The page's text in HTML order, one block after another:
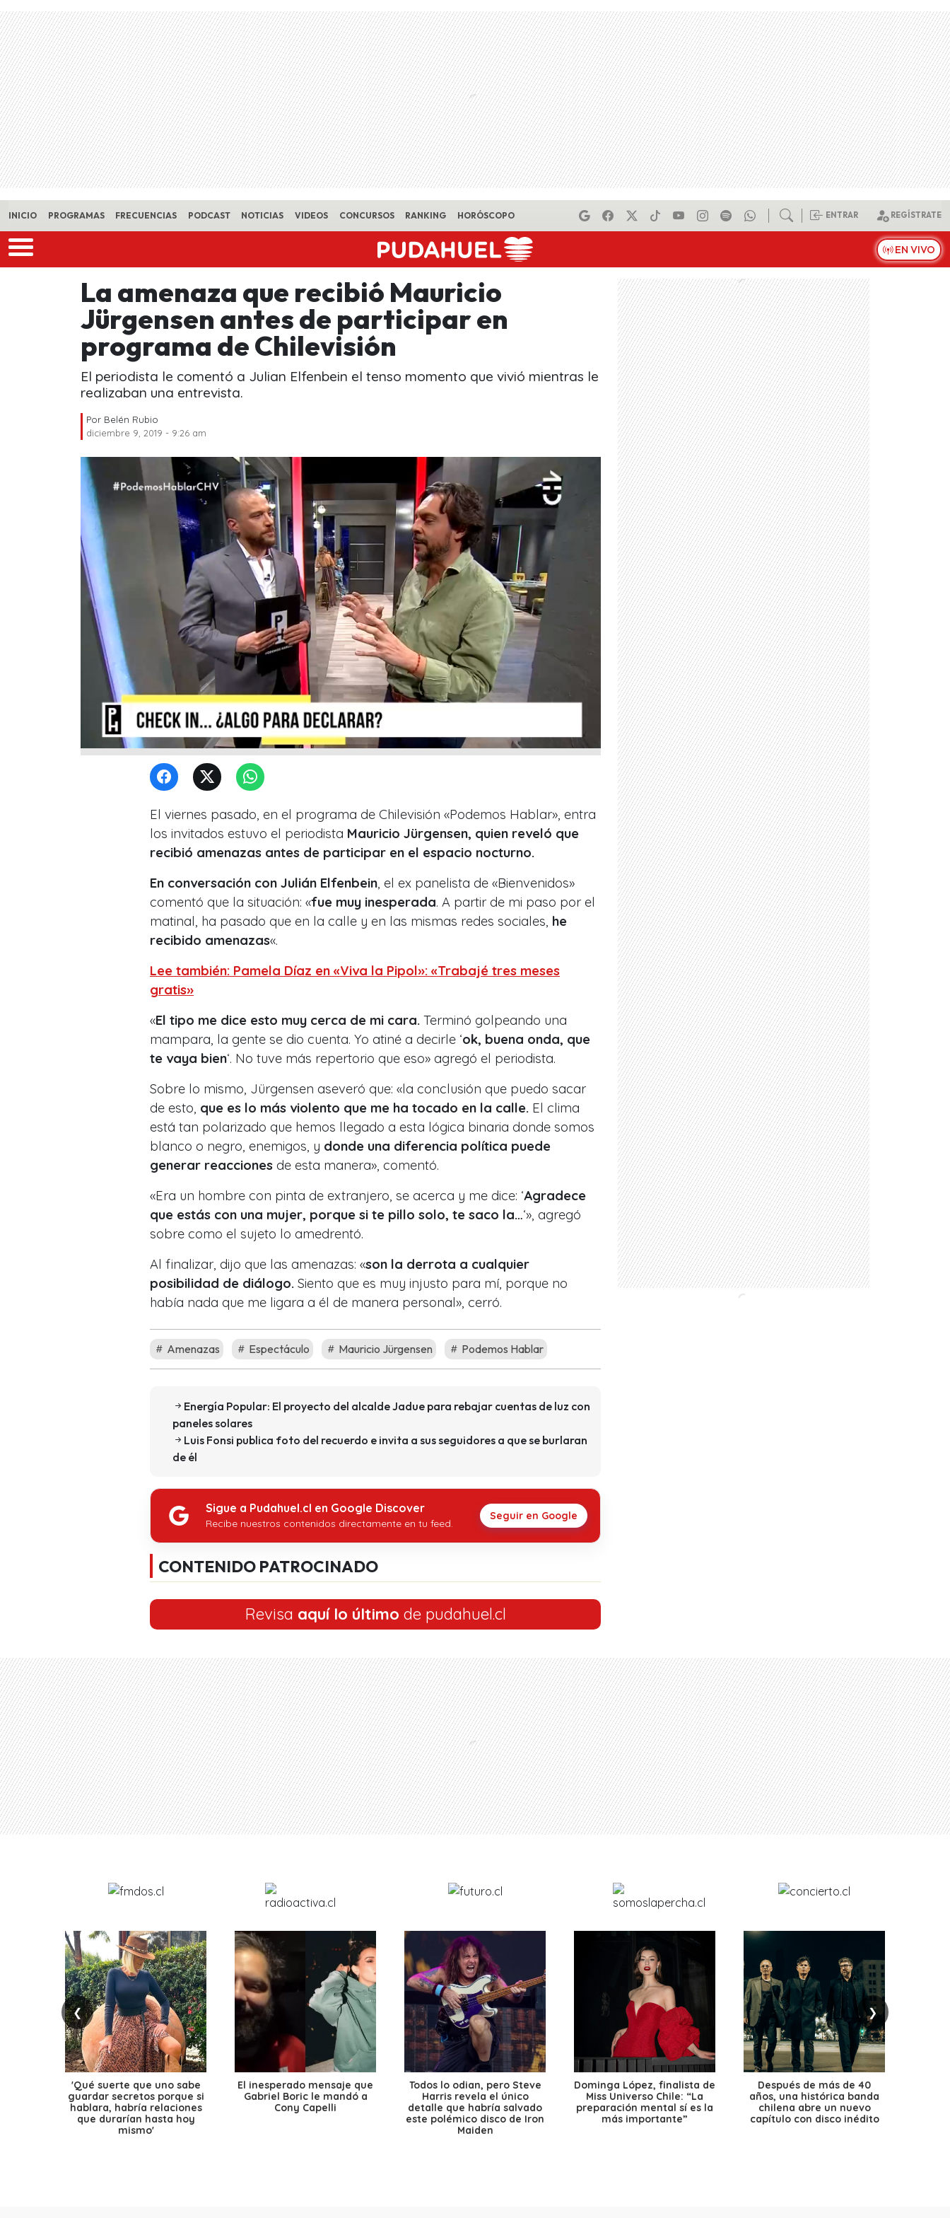
Skip to main content
INICIO PROGRAMAS FRECUENCIAS PODCAST NOTICIAS VIDEOS CONCURSOS RANKING HORÓSCOPO ENTRAR REGÍSTRATE
EN VIVO
La amenaza que recibió Mauricio
Jürgensen antes de participar en
programa de Chilevisión
El periodista le comentó a Julian Elfenbein el tenso momento que vivió mientras le
realizaban una entrevista.
Por Belén Rubio
diciembre 9, 2019 - 9:26 am
El viernes pasado, en el programa de Chilevisión «Podemos Hablar», entra
los invitados estuvo el periodista Mauricio Jürgensen, quien reveló que
recibió amenazas antes de participar en el espacio nocturno.
En conversación con Julián Elfenbein, el ex panelista de «Bienvenidos»
comentó que la situación: «fue muy inesperada. A partir de mi paso por el
matinal, ha pasado que en la calle y en las mismas redes sociales, he
recibido amenazas«.
Lee también: Pamela Díaz en «Viva la Pipol»: «Trabajé tres meses
gratis»
«El tipo me dice esto muy cerca de mi cara. Terminó golpeando una
mampara, la gente se dio cuenta. Yo atiné a decirle ‘ok, buena onda, que
te vaya bien‘. No tuve más repertorio que eso» agregó el periodista.
Sobre lo mismo, Jürgensen aseveró que: «la conclusión que puedo sacar
de esto, que es lo más violento que me ha tocado en la calle. El clima
está tan polarizado que hemos llegado a esta lógica binaria donde somos
blanco o negro, enemigos, y donde una diferencia política puede
generar reacciones de esta manera», comentó.
«Era un hombre con pinta de extranjero, se acerca y me dice: ‘Agradece
que estás con una mujer, porque si te pillo solo, te saco la…‘», agregó
sobre como el sujeto lo amedrentó.
Al finalizar, dijo que las amenazas: «son la derrota a cualquier
posibilidad de diálogo. Siento que es muy injusto para mí, porque no
había nada que me ligara a él de manera personal», cerró.
Amenazas Espectáculo Mauricio Jürgensen Podemos Hablar
Energía Popular: El proyecto del alcalde Jadue para rebajar cuentas de luz con
paneles solares
Luis Fonsi publica foto del recuerdo e invita a sus seguidores a que se burlaran
de él
Sigue a Pudahuel.cl en Google Discover
Recibe nuestros contenidos directamente en tu feed.
Seguir en Google
CONTENIDO PATROCINADO
Revisa aquí lo último de pudahuel.cl
❮ ❯
'Qué suerte que uno sabe
guardar secretos porque si
hablara, habría relaciones
que durarían hasta hoy
mismo'
El inesperado mensaje que
Gabriel Boric le mandó a
Cony Capelli
Todos lo odian, pero Steve
Harris revela el único
detalle que habría salvado
este polémico disco de Iron
Maiden
Dominga López, finalista de
Miss Universo Chile: “La
preparación mental sí es la
más importante”
Después de más de 40
años, una histórica banda
chilena abre un nuevo
capítulo con disco inédito